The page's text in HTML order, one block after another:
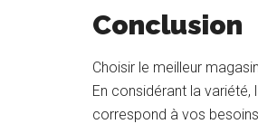
Conclusion
Choisir le meilleur
En considérant la
correspond à vos